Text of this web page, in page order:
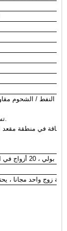
2. تسولي مقاومة للتآكل والعقد.
الكرتون ، أو كما لمتطلباتكم